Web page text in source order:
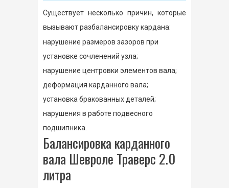
Существует несколько причин, которые
вызывают разбалансировку кардана:
нарушение размеров зазоров при
установке сочленений узла;
нарушение центровки элементов вала;
деформация карданного вала;
установка бракованных деталей;
нарушения в работе подвесного
подшипника.
Балансировка карданного
вала Шевроле Траверс 2.0
литра